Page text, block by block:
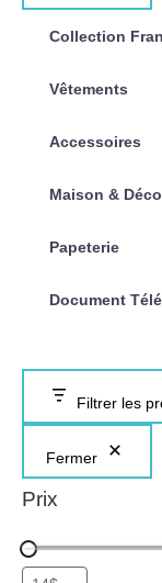
Collection
Vêtements
Accessoires
Maison & Déco
Papeterie
Document
Filtrer les
Fermer
Prix